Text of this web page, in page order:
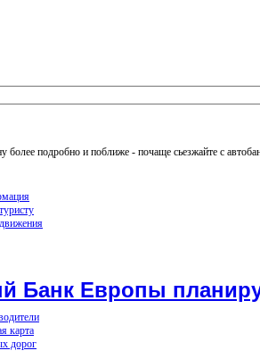
карта
дорог
более подробно и поближе - почаще сьезжайте с
Банк Европы